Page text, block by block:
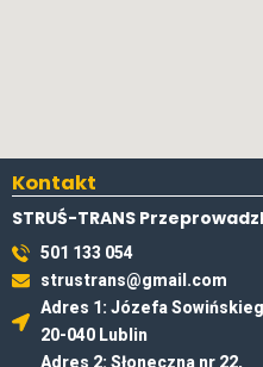
Kontakt
STRUŚ-TRANS
501 133 054
strustrans@gmail.com
Adres 1: Józefa
20-040 Lublin
Adres 2: Słoneczna nr 22,